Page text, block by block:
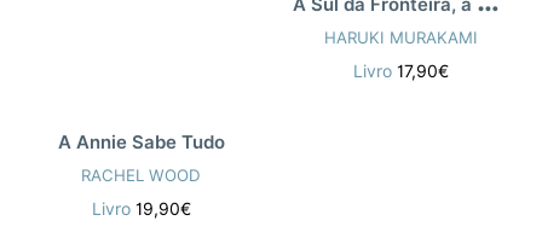
A Annie Sabe Tudo
RACHEL WOOD
Livro 19,90€
HARUKI MURAKAMI
Livro 17,90€